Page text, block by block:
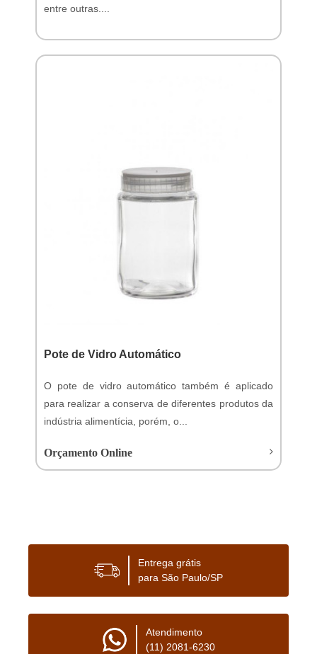
entre outras....
Orçamento Online
Pote de Vidro Automático
O pote de vidro automático também é aplicado
para realizar a conserva de diferentes produtos da
indústria alimentícia, porém, o...
Orçamento Online
Entrega grátis
para São Paulo/SP
Atendimento
(11) 2081-6230